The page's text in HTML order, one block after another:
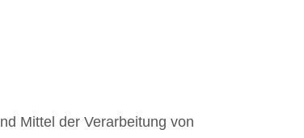
Mittel der Verarbeitung von